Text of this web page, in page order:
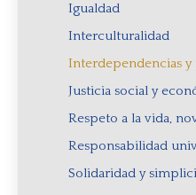
Igualdad
Interculturalidad
Interdependencias
Justicia social y
Respeto a la vida,
Responsabilidad
Solidaridad y